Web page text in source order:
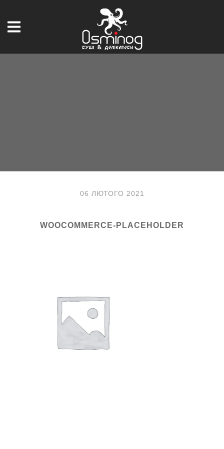
06 ЛЮТОГО 2021
WOOCOMMERCE-PLACEHOLDER